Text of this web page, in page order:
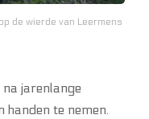
de wierde van Leermens
jarenlange
handen te nemen.